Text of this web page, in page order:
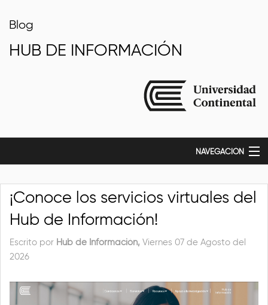
Blog
HUB DE INFORMACIÓN
NAVEGACIÓN
¡Conoce los servicios virtuales del
Hub de Información!
Escrito por Hub de Información, Viernes 07 de Agosto del
2026